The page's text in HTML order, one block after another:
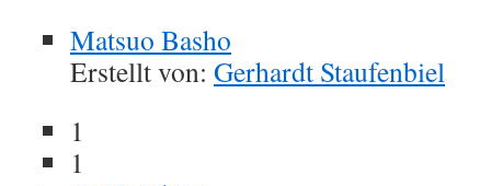
Matsuo Basho
Erstellt von: Gerhardt Staufenbiel
1
1